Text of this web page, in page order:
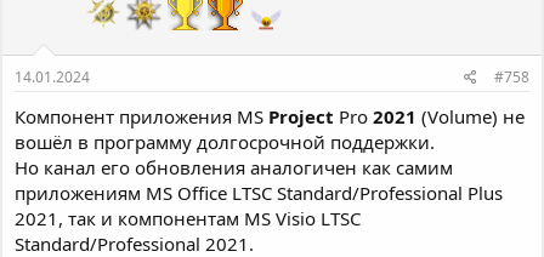
14.01.2024 #758
Компонент приложения MS Project Pro2021 (Volume) не
вошёл в программу долгосрочной поддержки.
Но канал его обновления аналогичен как самим
приложениям MS Office LTSC Standard/Professional Plus
2021, так и компонентам MS Visio LTSC
Standard/Professional 2021.